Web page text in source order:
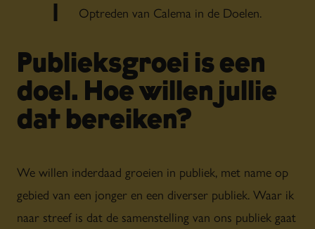
Optreden van Calema in de Doelen.
Publieksgroei is een
doel. Hoe willen jullie
dat bereiken?
We willen inderdaad groeien in publiek, met name op
gebied van een jonger en een diverser publiek. Waar ik
naar streef is dat de samenstelling van ons publiek gaat